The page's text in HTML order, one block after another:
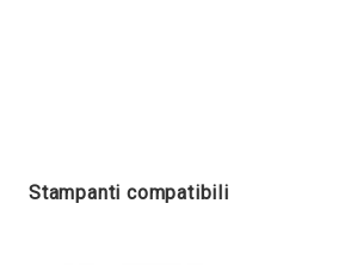
Stampanti compatibili